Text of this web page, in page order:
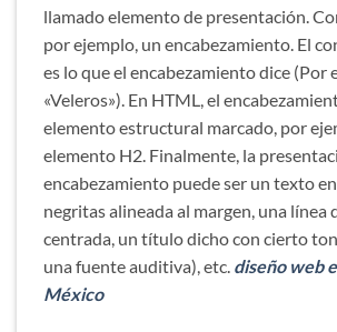
llamado elemento de presentación.
por ejemplo, un encabezamiento. El
es lo que el encabezamiento dice (Por
«Veleros»). En HTML, el
elemento estructural marcado, por
elemento H2. Finalmente, la
encabezamiento puede ser un texto
negritas alineada al margen, una línea
centrada, un título dicho con cierto
una fuente auditiva), etc. diseño web
México